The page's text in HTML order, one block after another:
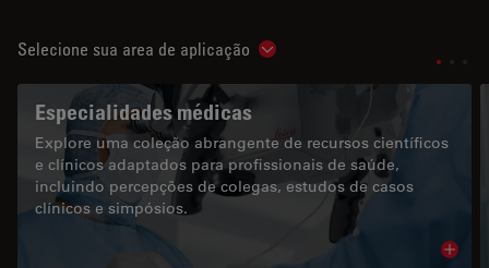
Selecione sua area de aplicação Show subnavigation
Especialidades médicas
Explore uma coleção abrangente de recursos científicos
e clínicos adaptados para profissionais de saúde,
incluindo percepções de colegas, estudos de casos
clínicos e simpósios.